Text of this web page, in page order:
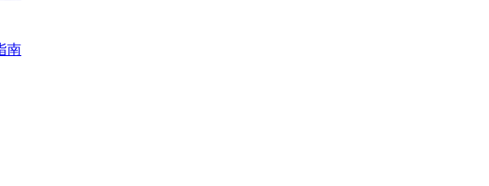
南